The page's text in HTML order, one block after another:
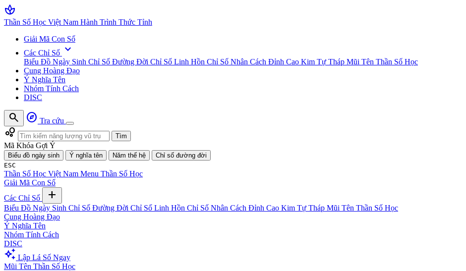
spa
Thần Số Học Việt Nam Hành Trình Thức Tỉnh
Giải Mã Con Số
Các Chỉ Số expand_more
Biểu Đồ Ngày Sinh Chỉ Số Đường Đời Chỉ Số Linh Hồn Chỉ Số Nhân Cách Đỉnh Cao Kim Tự Tháp Mũi Tên Thần Số Học
Cung Hoàng Đạo
Ý Nghĩa Tên
Nhóm Tính Cách
DISC
search explore Tra cứu
bubble_chart Tìm
Mã Khóa Gợi Ý
Biểu đồ ngày sinh Ý nghĩa tên Năm thế hệ
Chỉ số đường đời
ESC
Thần Số Học Việt Nam Menu Thần Số Học
Giải Mã Con Số
Các Chỉ Số
add
Biểu Đồ Ngày Sinh Chỉ Số Đường Đời Chỉ Số Linh Hồn Chỉ Số Nhân Cách Đỉnh Cao Kim Tự Tháp Mũi Tên Thần Số Học
Cung Hoàng Đạo
Ý Nghĩa Tên
Nhóm Tính Cách
DISC
auto_awesome Lập Lá Số Ngay
Mũi Tên Thần Số Học